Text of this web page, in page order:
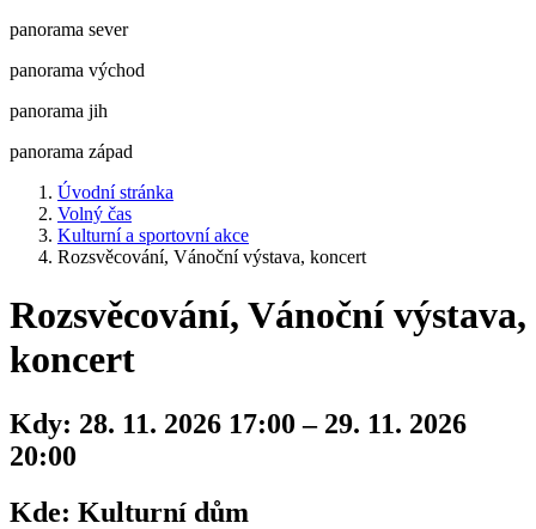
panorama sever
panorama východ
panorama jih
panorama západ
Úvodní stránka
Volný čas
Kulturní a sportovní akce
Rozsvěcování, Vánoční výstava, koncert
Rozsvěcování, Vánoční výstava,
koncert
Kdy: 28. 11. 2026 17:00 – 29. 11. 2026
20:00
Kde: Kulturní dům